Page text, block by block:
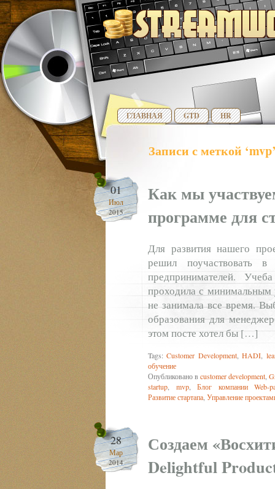
ГЛАВНАЯ GTD HR
Записи с меткой
01
Июл
2015
Как мы
программе для
Для развития нашего
решил поучаствовать
предпринимателей.
проходила с минимальным
не занимала все время.
образования для
этом посте хотел бы […]
Tags:Customer Development,HADI
обучение
Опубликовано вcustomer development ,
startup
mvp, Блог компании Web-
Развитие стартапа Управление
28
Мар
2014
Создаем
Delightful